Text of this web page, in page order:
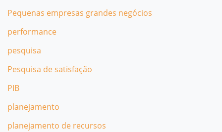
Pequenas empresas grandes negócios
performance
pesquisa
Pesquisa de satisfação
PIB
planejamento
planejamento de recursos